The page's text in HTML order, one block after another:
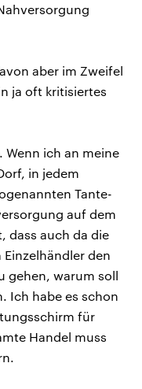
aber im Zweifel
ja oft kritisiertes
Wenn ich an meine
in jedem
Tante-
auf dem
dass auch da die
den
gehen, warum soll
Ich habe es schon
für
Handel muss